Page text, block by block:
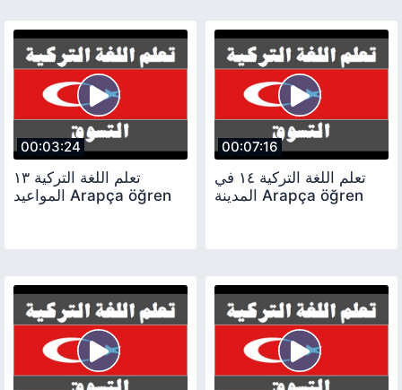
00:03:24
تعلم اللغة التركية ١٣
المواعيد Arapça öğren
00:07:16
تعلم اللغة التركية ١٤ في
المدينة Arapça öğren